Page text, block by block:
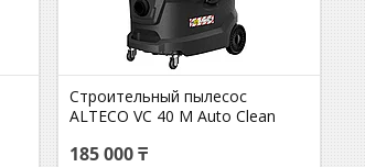
Строительный пылесос
ALTECO VC 40 M Auto Сlean
185 000 ₸